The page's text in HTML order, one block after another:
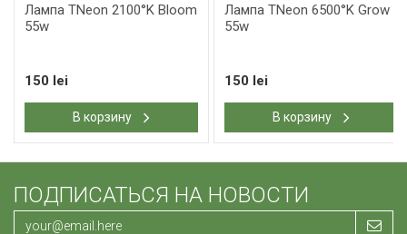
Лампа TNeon 2100°K Bloom
55w
150 lei
В корзину
Лампа TNeon 6500°K Grow
55w
150 lei
В корзину
ПОДПИСАТЬСЯ НА НОВОСТИ